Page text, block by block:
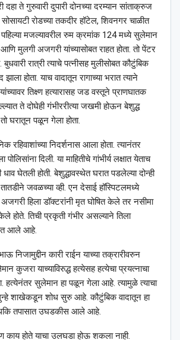
दहा ते गुरुवारी दुपारी दोनच्या दरम्यान सांताक्रुज
रोडच्या तकदीर हॉटेल, शिवनगर चाळीत
मजल्यावरील रुम क्रमांक 124 मध्ये सुलेमान
आणि मुलगी अजगरी यांच्यासोबत राहत होता. तो पेंटर
रात्री त्याचे पत्नीसह मुलीसोबत कौटुंबिक
होता. याच वादातून रागाच्या भरात त्याने
तिक्ष्ण हत्यारासह जड वस्तूने प्राणघातक
ते दोघेही गंभीररीत्या जखमी होऊन बेशुद्ध
तो घरातून पळून गेला होता.
रहिवाशांच्या निदर्शनास आला होता. त्यानंतर
पोलिसांना दिली. या माहितीचे गांभीर्य लक्षात येताच
घेतली होती. बेशुद्धावस्थेत घरात पडलेल्या दोन्ही
जवळच्या व्ही. एन देसाई हॉस्पिटलमध्ये
हिला डॉक्टरांनी मृत घोषित केले तर नसीमा
होते. तिची प्रकृती गंभीर असल्याने तिला
आले आहे.
निजामुद्दीन कारी राईन याच्या तक्रारीवरुन
कुजरा याच्याविरुद्ध हत्येसह हत्येचा प्रयत्नाचा
हत्येनंतर सुलेमान हा पळून गेला आहे. त्यामुळे त्याचा
शाखेकडून शोध सुरु आहे. कौटुंबिक वादातून हा
तपासात उघडकीस आले आहे.
काय होते याचा उलघडा होऊ शकला नाही.